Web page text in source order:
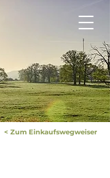
< Zum Einkaufswegweiser